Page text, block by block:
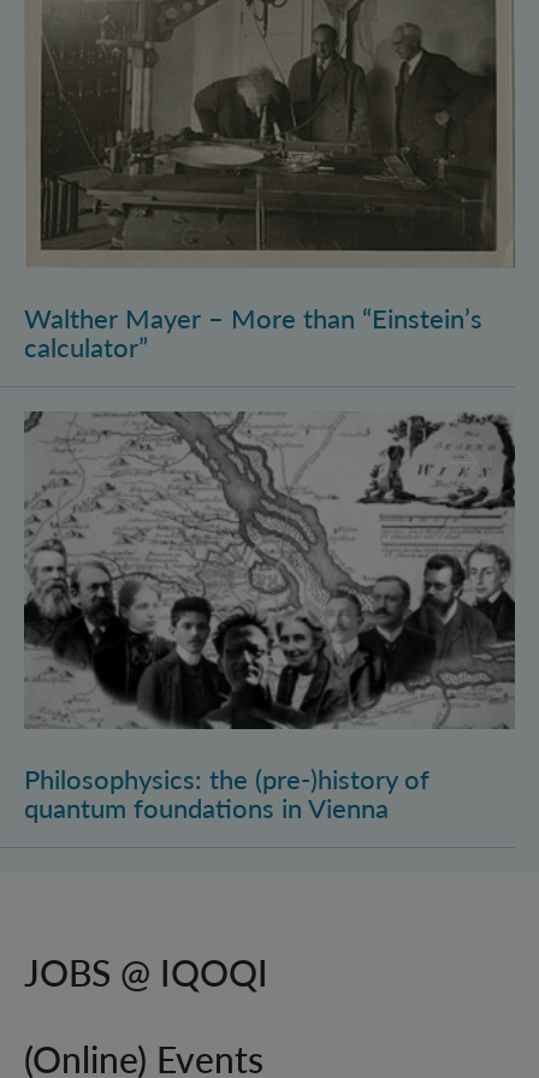
Walther Mayer – More than “Einstein’s
calculator”
Philosophysics: the (pre-)history of quantum
Philosophysics: the (pre-)history of
quantum foundations in Vienna
JOBS @ IQOQI
(Online) Events